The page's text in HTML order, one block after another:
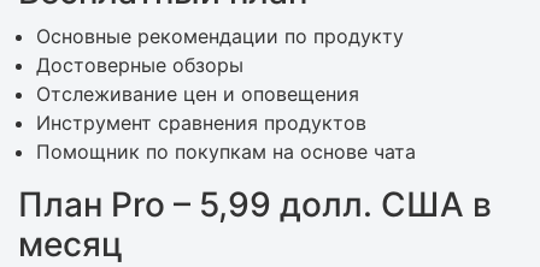
Основные рекомендации по продукту
Достоверные обзоры
Отслеживание цен и оповещения
Инструмент сравнения продуктов
Помощник по покупкам на основе чата
План Pro – 5,99 долл. США в
месяц